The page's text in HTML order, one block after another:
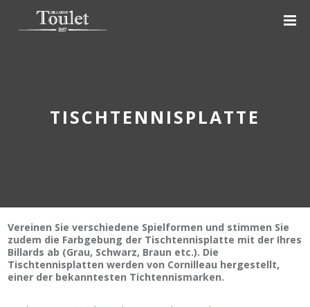
TISCHTENNISPLATTE
Vereinen Sie verschiedene Spielformen und stimmen Sie
zudem die Farbgebung der Tischtennisplatte mit der Ihres
Billards ab (Grau, Schwarz, Braun etc.). Die
Tischtennisplattenwerden von Cornilleau hergestellt,
einer der bekanntesten Tichtennismarken.